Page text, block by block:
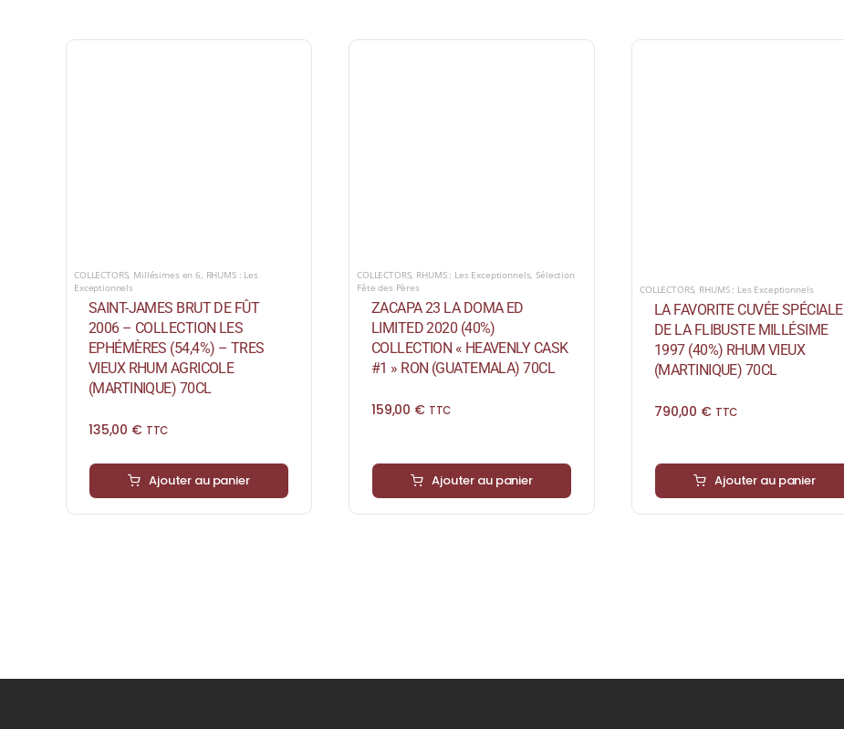
COLLECTORS, Millésimes en 6 RHUMS : Les
Exceptionnels
SAINT-JAMES BRUT DE FÛT
2006 – COLLECTION LES
EPHÉMÈRES (54,4%) – TRES
VIEUX RHUM AGRICOLE
(MARTINIQUE) 70CL
135,00 € TTC
Ajouter au panier
COLLECTORS, RHUMS : Les Exceptionnels,Sélection
Fête des Pères
ZACAPA 23 LA DOMA ED
LIMITED 2020 (40%)
COLLECTION « HEAVENLY CASK
#1 » RON (GUATEMALA) 70CL
159,00 € TTC
Ajouter au panier
COLLECTORS, RHUMS : Les Exceptionnels
LA FAVORITE CUVÉE SPÉCIALE
DE LA FLIBUSTE MILLÉSIME
1997 (40%) RHUM VIEUX
(MARTINIQUE) 70CL
790,00 € TTC
Ajouter au panier